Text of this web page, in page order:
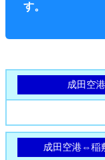
す。
成田空
成田空港⇔稲